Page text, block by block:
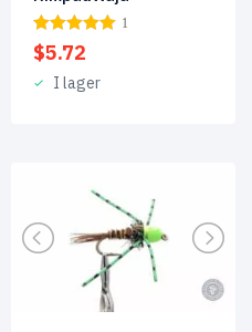
1
$5.72
I lager